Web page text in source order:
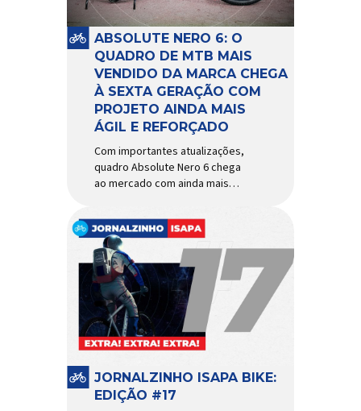
ABSOLUTE NERO 6: O
QUADRO DE MTB MAIS
VENDIDO DA MARCA CHEGA
À SEXTA GERAÇÃO COM
PROJETO AINDA MAIS
ÁGIL E REFORÇADO
Com importantes atualizações,
quadro Absolute Nero 6 chega
ao mercado com ainda mais
uso urbano e MTB recreacional
Um dos quadros de maior
sucesso do mercado de
bicicletas brasileiro chega em
nova versão: o
Absolute Nero 6, sexta geração
do quadro mais vendido da
marca nacional. Extremamente
popular para quem busca uma
JORNALZINHO ISAPA BIKE:
EDIÇÃO #17